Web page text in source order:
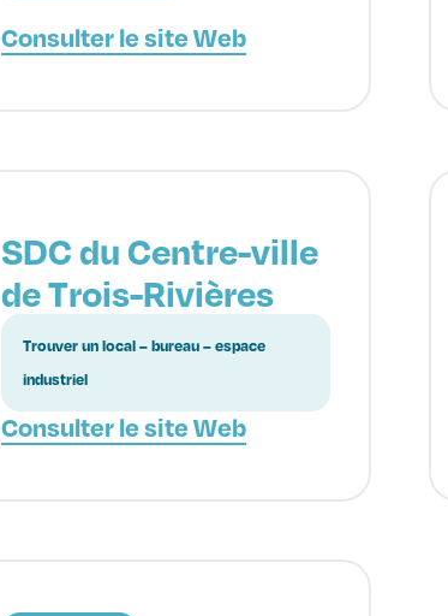
Consulter le site Web
SDC du Centre-ville
de Trois-Rivières
Trouver un local – bureau – espace
industriel
Consulter le site Web